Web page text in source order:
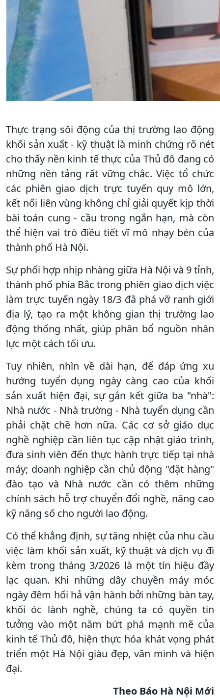
​Thực trạng sôi động của thị trường lao động
khối sản xuất - kỹ thuật là minh chứng rõ nét
cho thấy nền kinh tế thực của Thủ đô đang có
những nền tảng rất vững chắc. Việc tổ chức
các phiên giao dịch trực tuyến quy mô lớn,
kết nối liên vùng không chỉ giải quyết kịp thời
bài toán cung - cầu trong ngắn hạn, mà còn
thể hiện vai trò điều tiết vĩ mô nhạy bén của
thành phố Hà Nội.
​Sự phối hợp nhịp nhàng giữa Hà Nội và 9 tỉnh,
thành phố phía Bắc trong phiên giao dịch việc
làm trực tuyến ngày 18/3 đã phá vỡ ranh giới
địa lý, tạo ra một không gian thị trường lao
động thống nhất, giúp phân bổ nguồn nhân
lực một cách tối ưu.
Tuy nhiên, nhìn về dài hạn, để đáp ứng xu
hướng tuyển dụng ngày càng cao của khối
sản xuất hiện đại, sự gắn kết giữa ba "nhà":
Nhà nước - Nhà trường - Nhà tuyển dụng cần
phải chặt chẽ hơn nữa. Các cơ sở giáo dục
nghề nghiệp cần liên tục cập nhật giáo trình,
đưa sinh viên đến thực hành trực tiếp tại nhà
máy; doanh nghiệp cần chủ động "đặt hàng"
đào tạo và Nhà nước cần có thêm những
chính sách hỗ trợ chuyển đổi nghề, nâng cao
kỹ năng số cho người lao động.
​Có thể khẳng định, sự tăng nhiệt của nhu cầu
việc làm khối sản xuất, kỹ thuật và dịch vụ đi
kèm trong tháng 3/2026 là một tín hiệu đầy
lạc quan. Khi những dây chuyền máy móc
ngày đêm hối hả vận hành bởi những bàn tay,
khối óc lành nghề, chúng ta có quyền tin
tưởng vào một năm bứt phá mạnh mẽ của
kinh tế Thủ đô, hiện thực hóa khát vọng phát
triển một Hà Nội giàu đẹp, văn minh và hiện
đại.
Theo Báo Hà Nội Mới